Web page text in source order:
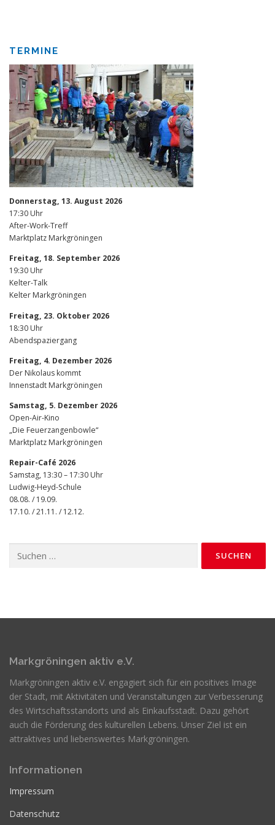
TERMINE
Donnerstag, 13. August 2026
17:30 Uhr
After-Work-Treff
Marktplatz Markgröningen
Freitag, 18. September 2026
19:30 Uhr
Kelter-Talk
Kelter Markgröningen
Freitag, 23. Oktober 2026
18:30 Uhr
Abendspaziergang
Freitag, 4. Dezember 2026
Der Nikolaus kommt
Innenstadt Markgröningen
Samstag, 5. Dezember 2026
Open-Air-Kino
„Die Feuerzangenbowle“
Marktplatz Markgröningen
Repair-Café 2026
Samstag, 13:30 – 17:30 Uhr
Ludwig-Heyd-Schule
08.08. / 19.09.
17.10. / 21.11. / 12.12.
nach:
Markgröningen aktiv e.V.
Markgröningen aktiv e.V. engagiert sich für ein positives Image
der Stadt, mit Aktivitäten und Veranstaltungen zur Verbesserung
des Wirtschaftsstandorts und als Einkaufsstadt. Dazu gehört
auch die Förderung des kulturellen Lebens. Unser Ziel ist ein
attraktives und liebenswertes Markgröningen.
Informationen
Impressum
Datenschutz